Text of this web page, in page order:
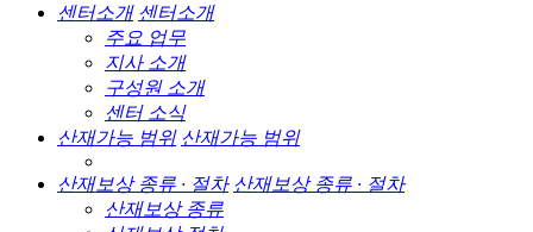
센터소개 센터소개
주요 업무
지사 소개
구성원 소개
센터 소식
산재가능 범위 산재가능 범위
산재보상 종류 · 절차 산재보상 종류 · 절차
산재보상 종류